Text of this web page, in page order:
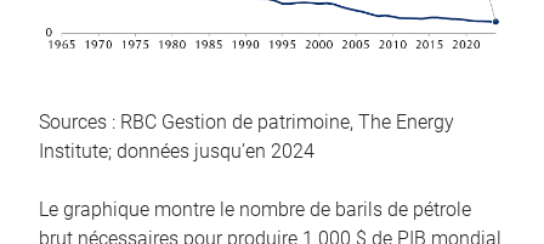
Sources : RBC Gestion de patrimoine, The Energy
Institute; données jusqu’en 2024
Le graphique montre le nombre de barils de pétrole
brut nécessaires pour produire 1 000 $ de PIB mondial